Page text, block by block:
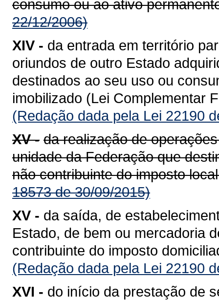
consumo ou ao ativo
22/12/2006)
XIV - da entrada em território
oriundos de outro Estado
destinados ao seu uso ou
imobilizado (Lei Complementar
(Redação dada pela Lei 22190
XV - da realização de
unidade da Federação que
não contribuinte do imposto
18573 de 30/09/2015)
XV - da saída, de
Estado, de bem ou mercadoria
contribuinte do imposto
(Redação dada pela Lei 22190
XVI - do início da prestação de